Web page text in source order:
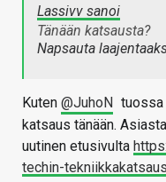
Lassivv sanoi
Tänään katsausta?
Napsauta
Kuten @JuhoN tuossa
katsaus tänään.
uutinen etusivulta
techin-